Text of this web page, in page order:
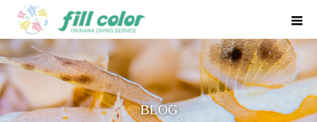
BLOG